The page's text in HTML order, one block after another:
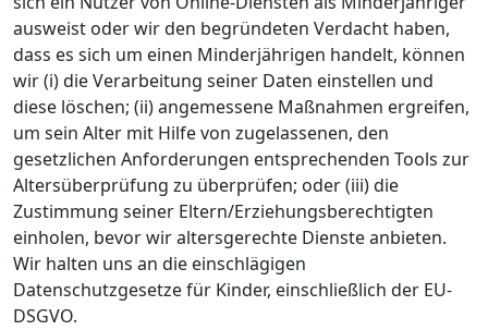
ausweist oder wir den begründeten Verdacht haben,
dass es sich um einen Minderjährigen handelt, können
wir (i) die Verarbeitung seiner Daten einstellen und
diese löschen; (ii) angemessene Maßnahmen ergreifen,
um sein Alter mit Hilfe von zugelassenen, den
gesetzlichen Anforderungen entsprechenden Tools zur
Altersüberprüfung zu überprüfen; oder (iii) die
Zustimmung seiner Eltern/Erziehungsberechtigten
einholen, bevor wir altersgerechte Dienste anbieten.
Wir halten uns an die einschlägigen
Datenschutzgesetze für Kinder, einschließlich der EU-
DSGVO.